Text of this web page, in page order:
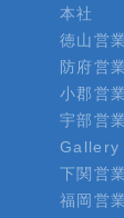
本社
徳山営
防府営
小郡営
宇部営
Gallery
下関営
福岡営